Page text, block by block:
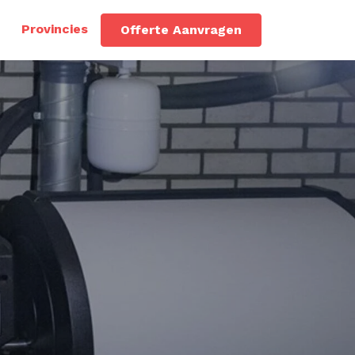
Provincies Offerte Aanvragen